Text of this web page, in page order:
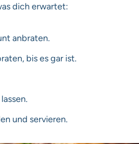
dich erwartet:
anbraten.
bis es gar ist.
und servieren.